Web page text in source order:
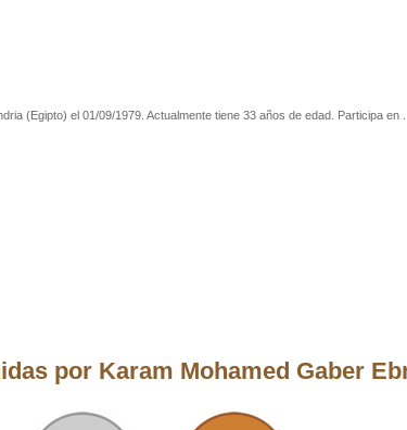
(Egipto) el 01/09/1979. Actualmente tiene 33 años de edad. Participa en .
por Karam Mohamed Gaber